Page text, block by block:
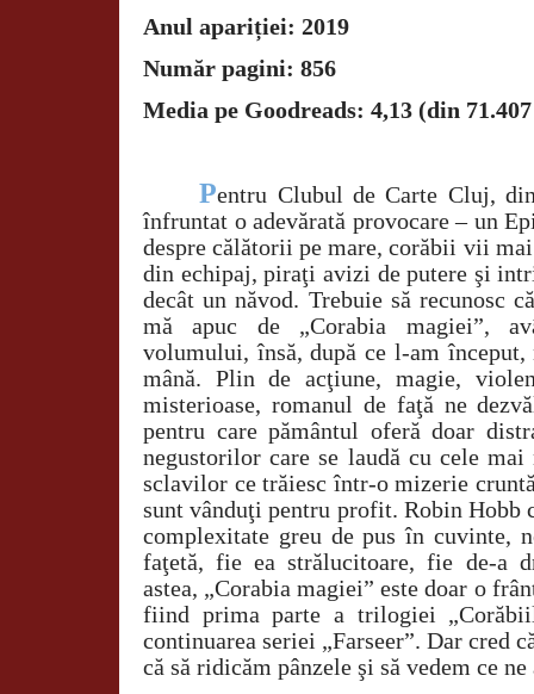
Anul apariției: 2019
Număr pagini: 856
Media pe Goodreads: 4,13 (din
Pentru Clubul de Carte Cluj,
înfruntat o adevărată provocare – un
despre călătorii pe mare, corăbii vii
din echipaj, piraţi avizi de putere şi
decât un năvod. Trebuie să recunosc
mă apuc de „Corabia magiei”,
volumului, însă, după ce l-am
mână. Plin de acţiune, magie,
misterioase, romanul de faţă ne
pentru care pământul oferă doar
negustorilor care se laudă cu cele
sclavilor ce trăiesc într-o mizerie
sunt vânduţi pentru profit. Robin Hobb
complexitate greu de pus în cuvinte,
faţetă, fie ea strălucitoare, fie de-a
astea, „Corabia magiei” este doar o
fiind prima parte a trilogiei
continuarea seriei „Farseer”. Dar cred
că să ridicăm pânzele şi să vedem ce